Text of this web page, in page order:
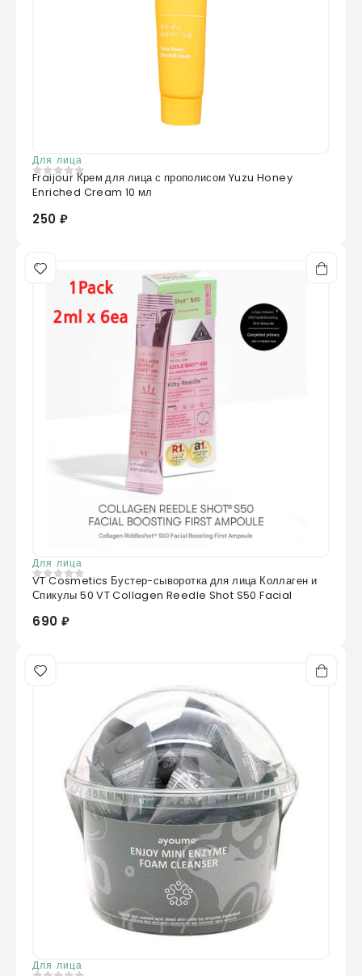
Для лица
0из 5
Fraijour Крем для лица с прополисом Yuzu Honey
Enriched Cream 10 мл
250 ₽
Для лица
0 из 5
VT Cosmetics Бустер-сыворотка для лица Коллаген и
Спикулы 50 VT Collagen Reedle Shot S50 Facial
690 ₽
Для лица